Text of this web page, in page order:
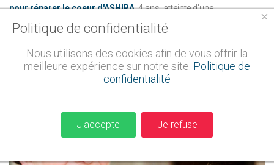
pour réparer le coeur d'ASHIRA, 4 ans, atteinte d'une
malformation cardiaque, et vous invite à constater en images sa
bonne santé recouvrée.
Merci pour votre soutien.
×
Politique de confidentialité
Nous utilisons des cookies afin de vous offrir la
meilleure expérience sur notre site. Politique de
confidentialité
J'accepte Je refuse